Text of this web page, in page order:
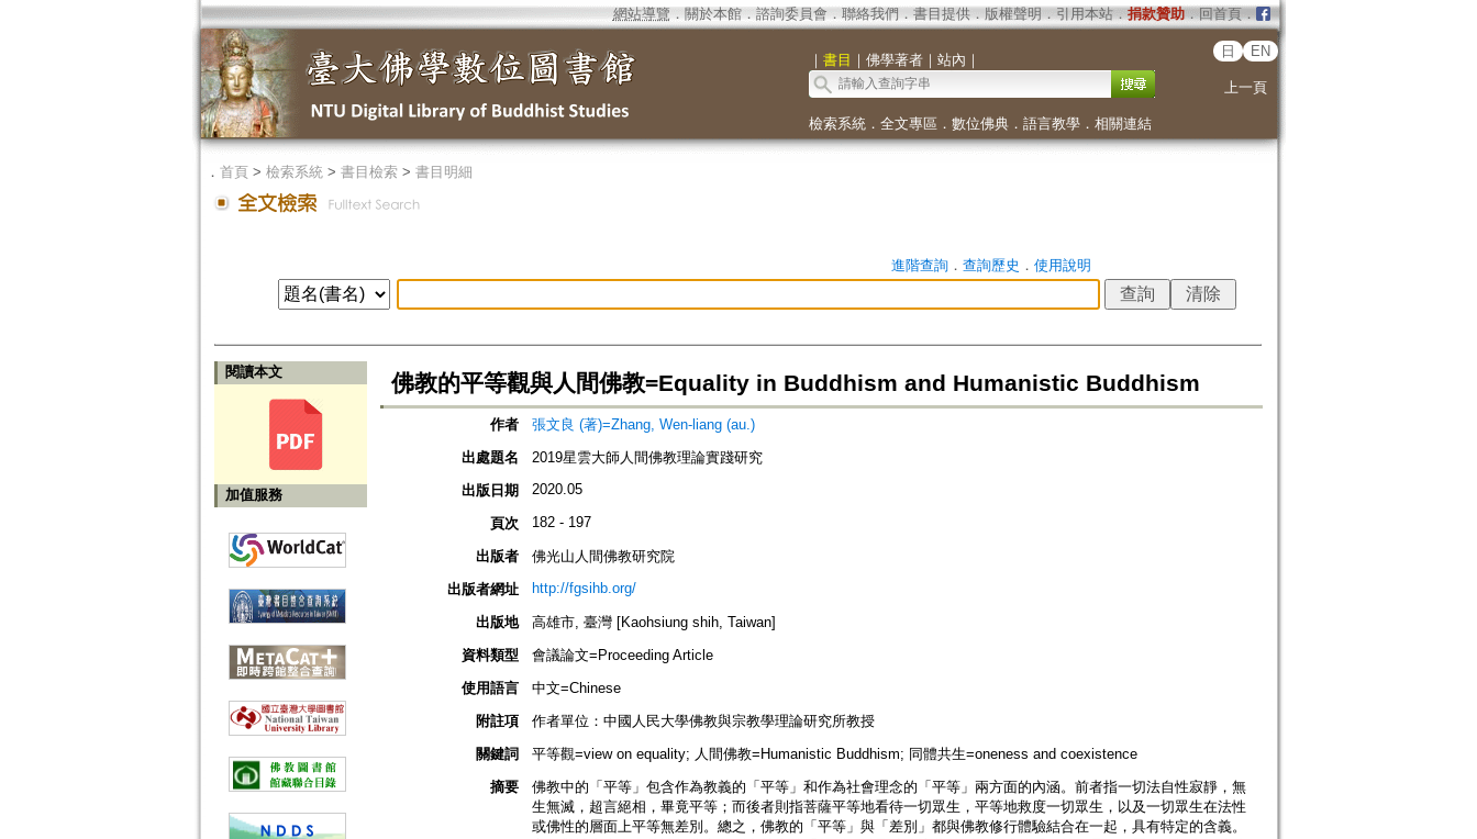
網站導覽 ． 關於本館． 諮詢委員會． 聯絡我們 ． 書目提供． 版權聲明 ． 引用本站． 捐款贊助．回首頁．
｜ 書目 ｜ 佛學著者｜ 站內 ｜
日 EN
上一頁
檢索系統． 全文專區 ． 數位佛典． 語言教學． 相關連結
． 首頁> 檢索系統> 書目檢索> 書目明細
進階查詢． 查詢歷史 ． 使用說明
閱讀本文
加值服務
佛教的平等觀與人間佛教=Equality in Buddhism and Humanistic Buddhism
作者
張文良 (著)=Zhang, Wen-liang (au.)
出處題名
2019星雲大師人間佛教理論實踐研究
出版日期
2020.05
頁次 182 - 197
出版者
佛光山人間佛教研究院
出版者網址
http://fgsihb.org/
出版地
高雄市, 臺灣 [Kaohsiung shih, Taiwan]
資料類型
會議論文=Proceeding Article
使用語言
中文=Chinese
附註項
作者單位：中國人民大學佛教與宗教學理論研究所教授
關鍵詞
平等觀=view on equality; 人間佛教=Humanistic Buddhism; 同體共生=oneness and coexistence
摘要
佛教中的「平等」包含作為教義的「平等」和作為社會理念的「平等」兩方面的內涵。前者指一切法自性寂靜，無
生無滅，超言絕相，畢竟平等；而後者則指菩薩平等地看待一切眾生，平等地救度一切眾生，以及一切眾生在法性
或佛性的層面上平等無差別。總之，佛教的「平等」與「差別」都與佛教修行體驗結合在一起，具有特定的含義。